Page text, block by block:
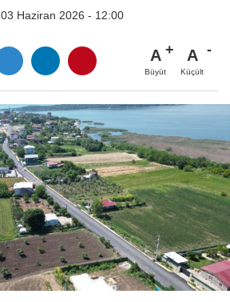
03 Haziran 2026 - 12:00
A
Büyüt
A
Küçült